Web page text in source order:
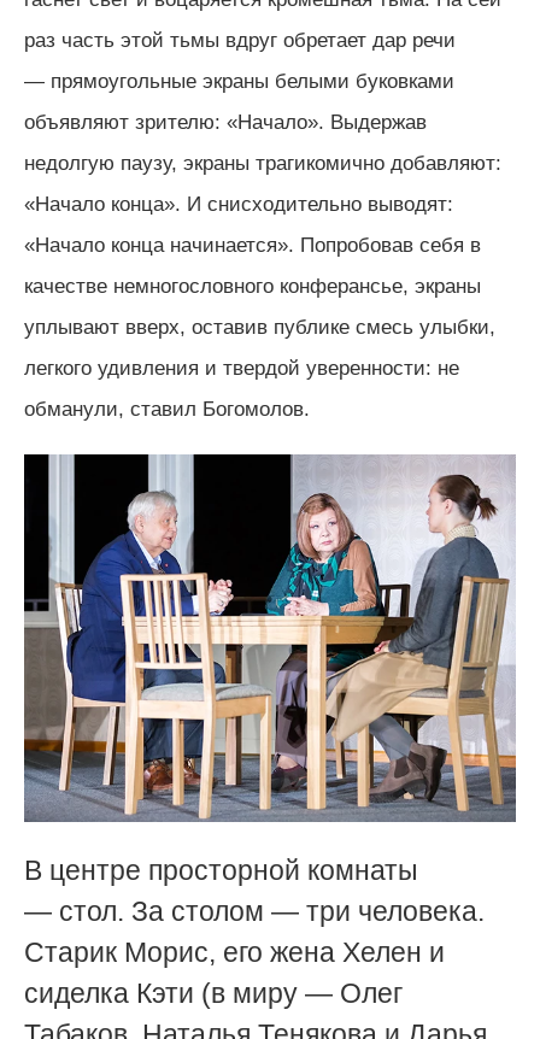
раз часть этой тьмы вдруг обретает дар речи
— прямоугольные экраны белыми буковками
объявляют зрителю: «Начало». Выдержав
недолгую паузу, экраны трагикомично добавляют:
«Начало конца». И снисходительно выводят:
«Начало конца начинается». Попробовав себя в
качестве немногословного конферансье, экраны
уплывают вверх, оставив публике смесь улыбки,
легкого удивления и твердой уверенности: не
обманули, ставил Богомолов.
В центре просторной комнаты
— стол. За столом — три человека.
Старик Морис, его жена Хелен и
сиделка Кэти (в миру — Олег